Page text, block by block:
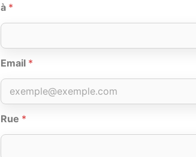
à *
Email *
Rue *